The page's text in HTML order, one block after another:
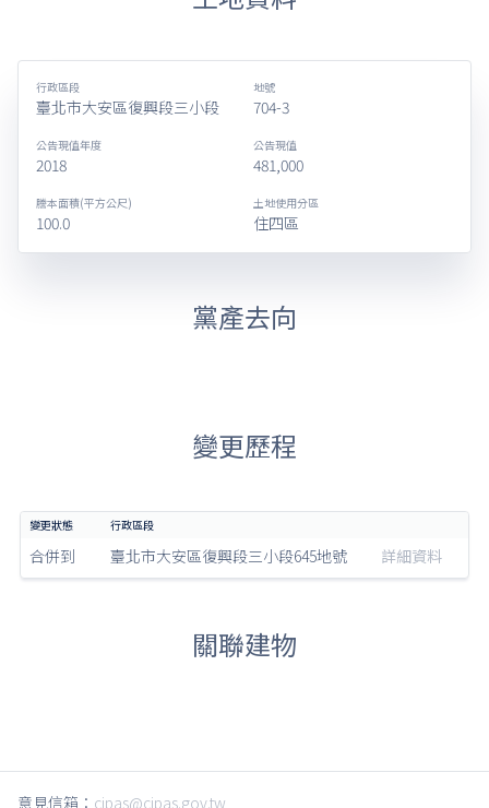
行政區段
臺北市大安區復興段三小段
地號
704-3
公告現值年度
2018
公告現值
481,000
謄本面積(平方公尺)
100.0
土地使用分區
住四區
黨產去向
變更歷程
合併到 臺北市大安區復興段三小段645地號 詳細資料
關聯建物
意見信箱： cipas@cipas.gov.tw